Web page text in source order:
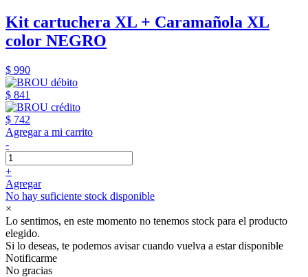
Kit cartuchera XL + Caramañola XL
color NEGRO
$ 990
$ 841
$ 742
Agregar a mi carrito
-
+
Agregar
No hay suficiente stock disponible
×
Lo sentimos, en este momento no tenemos stock para el producto
elegido.
Si lo deseas, te podemos avisar cuando vuelva a estar disponible
Notificarme
No gracias